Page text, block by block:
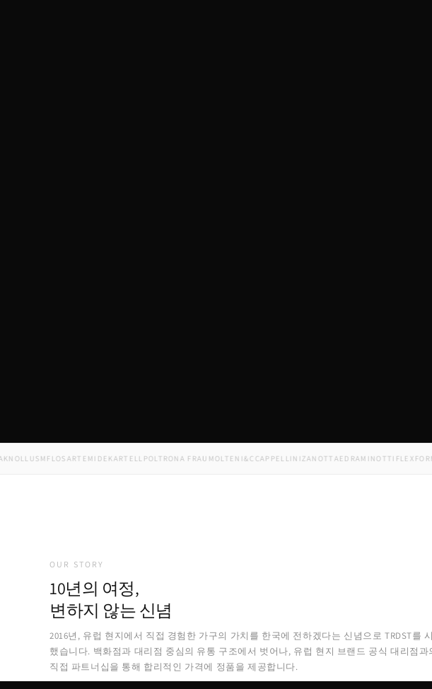
USMFLOS ARTEMIDE KARTELLPOLTRONA FRAU MOLTENI&C CAPPELLINI ZANOTTA EDRAMINOTTI FLEXFORM
OUR STORY
10년의 여정,
변하지 않는 신념
2016년, 유럽 현지에서 직접 경험한 가구의 가치를 한국에 전하겠다는 신념으로 TRDST를
했습니다. 백화점과 대리점 중심의 유통 구조에서 벗어나, 유럽 현지 브랜드 공식 대리점과
직접 파트너십을 통해 합리적인 가격에 정품을 제공합니다.